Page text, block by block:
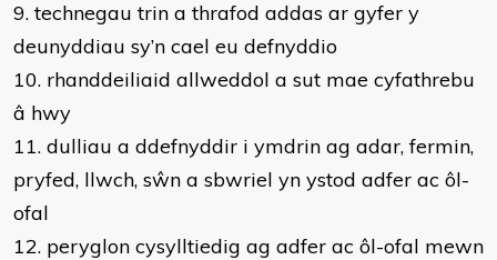
9. technegau trin a thrafod addas ar gyfer y
deunyddiau sy’n cael eu defnyddio
10. rhanddeiliaid allweddol a sut mae cyfathrebu
â hwy
11. dulliau a ddefnyddir i ymdrin ag adar, fermin,
pryfed, llwch, sŵn a sbwriel yn ystod adfer ac ôl-
ofal
12. peryglon cysylltiedig ag adfer ac ôl-ofal mewn